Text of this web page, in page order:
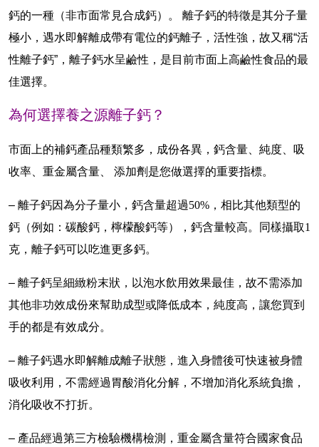
鈣的一種（非市面常見合成鈣）。 離子鈣的特徵是其分子量
極小，遇水即解離成帶有電位的鈣離子，活性強，故又稱“活
性離子鈣”，離子鈣水呈鹼性，是目前市面上高鹼性食品的最
佳選擇。
為何選擇養之源離子鈣？
市面上的補鈣產品種類繁多，成份各異， 鈣含量 純度
吸
收率
重金屬含量 添加劑 是您做選擇的重要指標。
– 離子鈣因為分子量小，鈣含量超過50% ，相比其他類型的
鈣（例如：碳酸鈣，檸檬酸鈣等），鈣含量較高。同樣攝取1
克，離子鈣可以吃進更多鈣。
– 離子鈣呈細緻粉末狀，以泡水飲用效果最佳，故不需添加
其他非功效成份來幫助成型或降低成本，純度高，讓您買到
手的都是有效成分。
– 離子鈣遇水即解離成離子狀態，進入身體後可快速被身體
吸收利用，不需經過胃酸消化分解，不增加消化系統負擔，
消化吸收不打折。
– 產品經過第三方檢驗機構檢測，重金屬含量符合國家食品